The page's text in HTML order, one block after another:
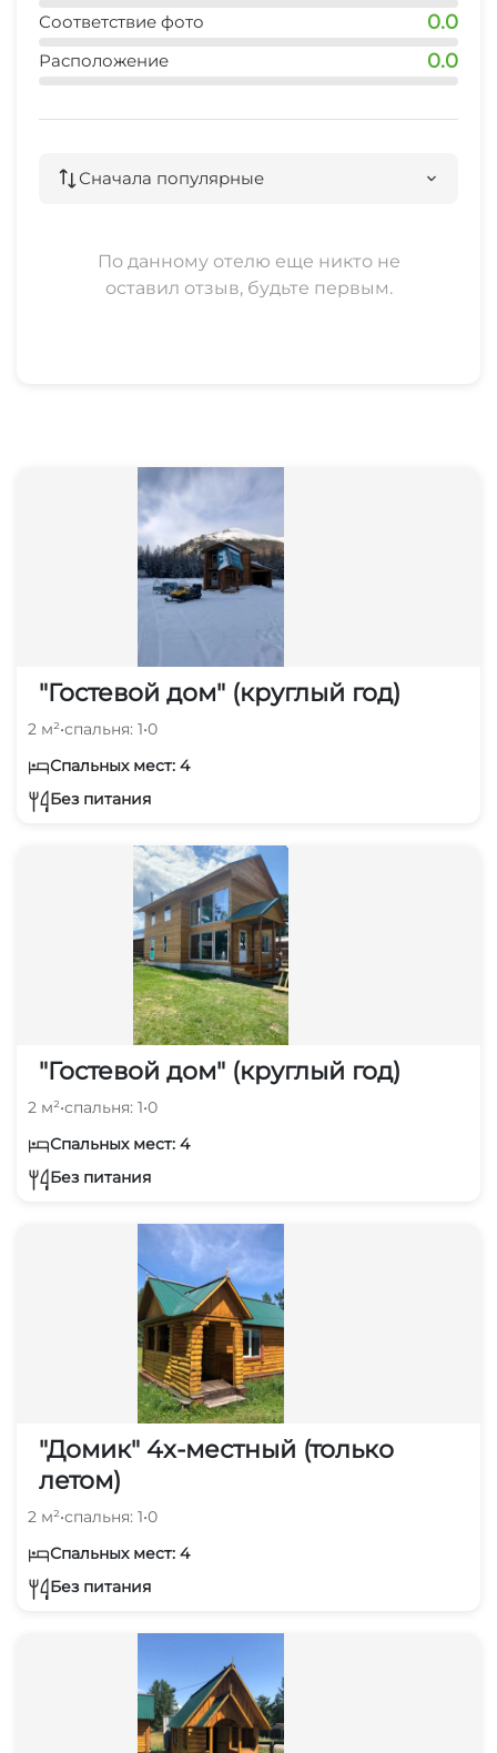
Соответствие фото 0.0
Расположение 0.0
Сначала популярные
По данному отелю еще никто не
оставил отзыв, будьте первым.
"Гостевой дом" (круглый год)
2 м²•спальня: 1•0
Спальных мест: 4
Без питания
"Гостевой дом" (круглый год)
2 м²•спальня: 1•0
Спальных мест: 4
Без питания
"Домик" 4х-местный (только
летом)
2 м²•спальня: 1•0
Спальных мест: 4
Без питания